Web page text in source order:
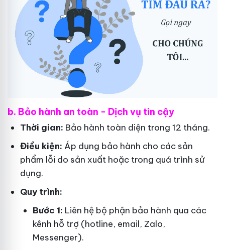
b. Bảo hành an toàn - Dịch vụ tin cậy
Thời gian: Bảo hành toàn diện trong 12 tháng.
Điều kiện: Áp dụng bảo hành cho các sản
phẩm lỗi do sản xuất hoặc trong quá trình sử
dụng.
Quy trình:
Bước 1: Liên hệ bộ phận bảo hành qua các
kênh hỗ trợ (hotline, email, Zalo,
Messenger).